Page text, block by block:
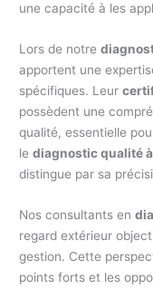
une capacité à les
Lors de notre
apportent une
spécifiques. Leur
possèdent une
qualité, essentielle
lediagnostic qualité
distingue par sa
Nos consultants en
regard extérieur
gestion. Cette
points forts et les